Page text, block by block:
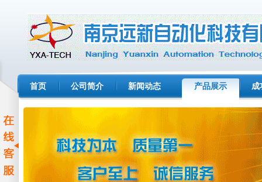
首页 公司简介 新闻动态 产品展示 成